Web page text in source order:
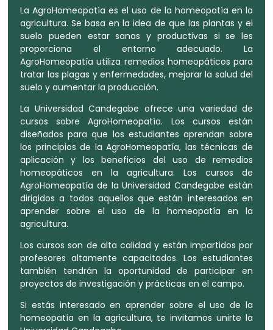
La AgroHomeopatía es el uso de la homeopatía en la
agricultura. Se basa en la idea de que las plantas y el
suelo pueden estar sanas y productivas si se les
proporciona el entorno adecuado. La
AgroHomeopatía utiliza remedios homeopáticos para
tratar las plagas y enfermedades, mejorar la salud del
suelo y aumentar la producción.
La Universidad Candegabe ofrece una variedad de
cursos sobre AgroHomeopatía. Los cursos están
diseñados para que los estudiantes aprendan sobre
los principios de la AgroHomeopatía, las técnicas de
aplicación y los beneficios del uso de remedios
homeopáticos en la agricultura. Los cursos de
AgroHomeopatía de la Universidad Candegabe están
dirigidos a todos aquellos que están interesados en
aprender sobre el uso de la homeopatía en la
agricultura.
Los cursos son de alta calidad y están impartidos por
profesores altamente capacitados. Los estudiantes
también tendrán la oportunidad de participar en
proyectos de investigación y prácticas en el campo.
Si estás interesado en aprender sobre el uso de la
homeopatía en la agricultura, te invitamos unirte la